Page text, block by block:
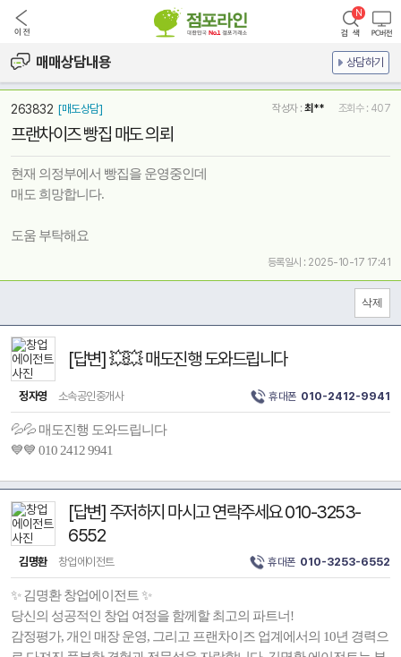
매매상담내용 상담하기
263832 [매도상담] 작성자 : 최** 조회수 : 407
프랜차이즈 빵집 매도 의뢰
현재 의정부에서 빵집을 운영중인데
매도 희망합니다.
도움 부탁해요
등록일시 : 2025-10-17 17:41
[답변] 💥💥 매도진행 도와드립니다
정자영 소속공인중개사 휴대폰 010-2412-9941
💦💦 매도진행 도와드립니다
💙💙 010 2412 9941
[답변] 주저하지 마시고 연락주세요 010-3253-
6552
김명환 창업에이전트 휴대폰 010-3253-6552
✨ 김명환 창업에이전트 ✨
당신의 성공적인 창업 여정을 함께할 최고의 파트너!
감정평가, 개인 매장 운영, 그리고 프랜차이즈 업계에서의 10년 경력으